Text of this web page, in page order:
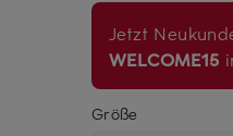
Jetzt
WELCOME15
Größe